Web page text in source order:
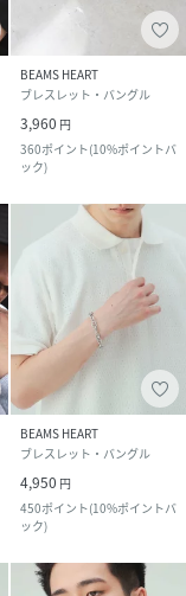
BEAMS HEART
ブレスレット・バングル
3,960 円
360ポイント(10%ポイントバ
ック)
BEAMS HEART
ブレスレット・バングル
4,950 円
450ポイント(10%ポイントバ
ック)